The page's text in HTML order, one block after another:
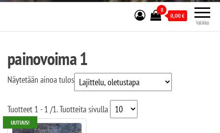
sydämessä.
Valikko
0
0,00€
painovoima 1
Näytetään ainoa tulos
Tuotteet 1 - 1 /1. Tuotteita sivulla
UUTUUS!